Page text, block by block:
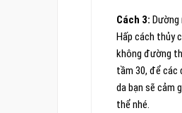
Cách 3: Dường
Hấp cách thủy
không đường
tầm 30, để các
da bạn sẽ cảm
thể nhé.